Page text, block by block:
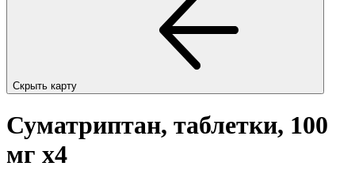
Скрыть карту
Суматриптан, таблетки, 100
мг x4